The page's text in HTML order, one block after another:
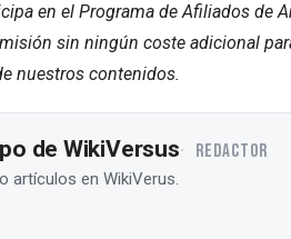
en el Programa de Afiliados de
sin ningún coste adicional
nuestros contenidos.
de WikiVersus REDACTOR
artículos en WikiVerus.